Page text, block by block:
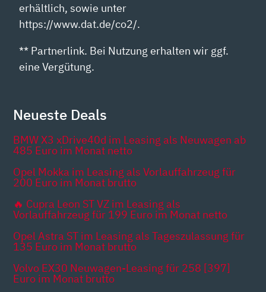
erhältlich, sowie unter
https://www.dat.de/co2/.
** Partnerlink. Bei Nutzung erhalten wir ggf.
eine Vergütung.
Neueste Deals
BMW X3 xDrive40d im Leasing als Neuwagen ab
485 Euro im Monat netto
Opel Mokka im Leasing als Vorlauffahrzeug für
200 Euro im Monat brutto
🔥 Cupra Leon ST VZ im Leasing als
Vorlauffahrzeug für 199 Euro im Monat netto
Opel Astra ST im Leasing als Tageszulassung für
135 Euro im Monat brutto
Volvo EX30 Neuwagen-Leasing für 258 [397]
Euro im Monat brutto